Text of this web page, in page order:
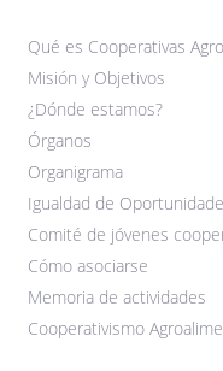
Qué es Cooperativas
Misión y Objetivos
¿Dónde estamos?
Órganos
Organigrama
Igualdad de
Comité de jóvenes
Cómo asociarse
Memoria de actividades
Cooperativismo